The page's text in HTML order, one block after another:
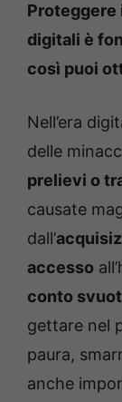
Proteggere
digitali è
così puoi
Nell’era
delle
prelievi o
causate
dall’
accesso
conto
gettare nel
paura,
anche